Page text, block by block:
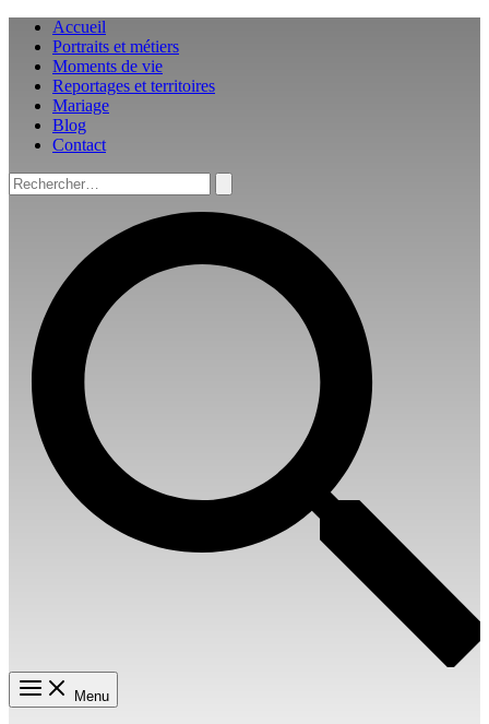
Aller
contenu
Accueil
Portraits et métiers
Moments de vie
Reportages et territoires
Mariage
Blog
Contact
Rechercher :
Menu